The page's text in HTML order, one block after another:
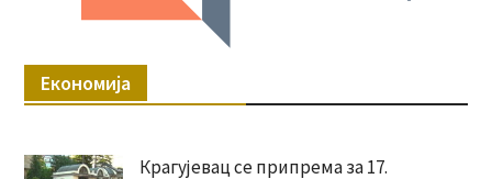
Економија
Крагујевац се припрема за 17.